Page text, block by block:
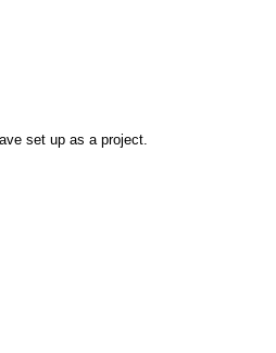
set up as a project.